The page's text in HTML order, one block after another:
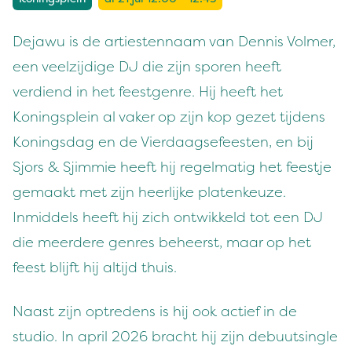
Dejawu is de artiestennaam van Dennis Volmer,
een veelzijdige DJ die zijn sporen heeft
verdiend in het feestgenre. Hij heeft het
Koningsplein al vaker op zijn kop gezet tijdens
Koningsdag en de Vierdaagsefeesten, en bij
Sjors & Sjimmie heeft hij regelmatig het feestje
gemaakt met zijn heerlijke platenkeuze.
Inmiddels heeft hij zich ontwikkeld tot een DJ
die meerdere genres beheerst, maar op het
feest blijft hij altijd thuis.
Naast zijn optredens is hij ook actief in de
studio. In april 2026 bracht hij zijn debuutsingle